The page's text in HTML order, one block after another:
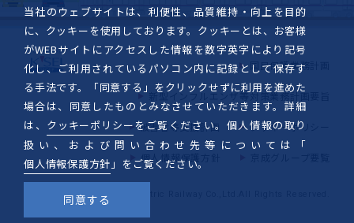
国民保護業務計画
新型インフルエンザ等対策業務計画要旨
被害者等支援計画 クッキーポリシー
個人情報保護方針
Copyright © Keisei Electric Railway Co.,Ltd.All Rights Reserved.
当社のウェブサイトは、利便性、品質維持・向上を目的
に、クッキーを使用しております。クッキーとは、お客様
がWEBサイトにアクセスした情報を数字英字により記号
化し、ご利用されているパソコン内に記録として保存す
る手法です。「同意する」をクリックせずに利用を進めた
場合は、同意したものとみなさせていただきます。詳細
は、 クッキーポリシー をご覧ください。個人情報の取り
扱い、および問い合わせ先等については「
個人情報保護方針 」をご覧ください。
同意する